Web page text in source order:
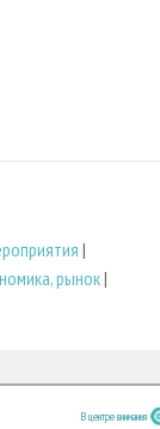
|
рынок|
В центре внимания